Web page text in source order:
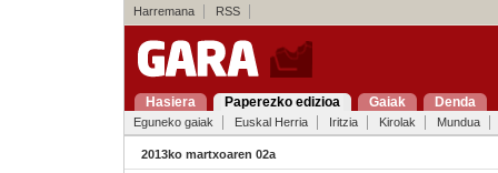
Harremana RSS
Hasiera Paperezko edizioa Gaiak Denda
Eguneko gaiak Euskal Herria Iritzia Kirolak Mundua
2013ko martxoaren 02a